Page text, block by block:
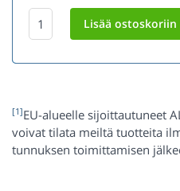
[1]EU-alueelle sijoittautuneet
voivat tilata meiltä tuotteita
tunnuksen toimittamisen